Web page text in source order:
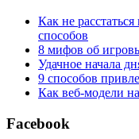
Как не
способов
8 мифов об
Удачное начала
9 способов
Как веб-модели
Facebook